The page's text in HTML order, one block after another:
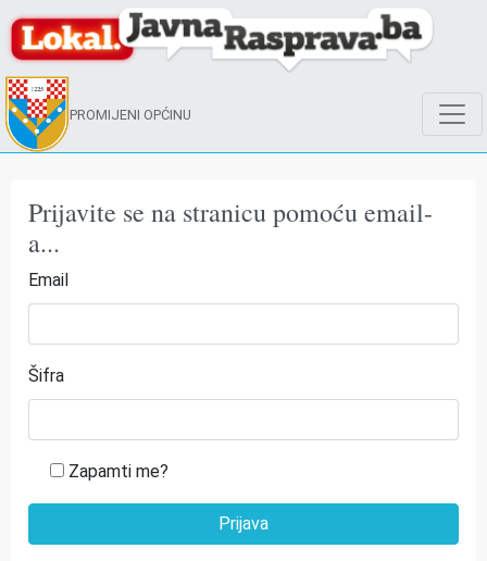
PROMIJENI OPĆINU
Prijavite se na stranicu pomoću email-
a...
Email
Šifra
Zapamti me?